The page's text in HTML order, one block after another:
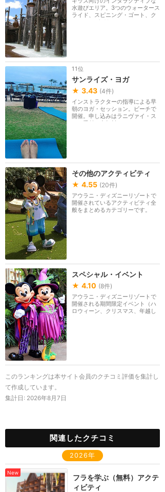
水遊びエリア。3つのウォータース
ライド、スピニング・ゴート、ク
ライミングがあり...
11位
サンライズ・ヨガ
★ 3.43 (4件)
インストラクターの指導による早
朝のヨガ・セッション。ビーチで
開催。申し込みはラニヴァイ・ス
パで受付。参加料...
その他のアクティビティ
★ 4.55 (20件)
アウラニ・ディズニーリゾートで
開催されているアクティビティ全
般をまとめるカテゴリーです。
スペシャル・イベント
★ 4.10 (8件)
アウラニ・ディズニーリゾートで
開催される期間限定イベント（ハ
ロウィーン、クリスマス、年越し
このランキングは本サイト会員のクチコミ評価を集計し
て作成しています。
集計日: 2026年8月7日
関連したクチコミ
2026年
New
フラを学ぶ（無料）アクテ
ィビティ